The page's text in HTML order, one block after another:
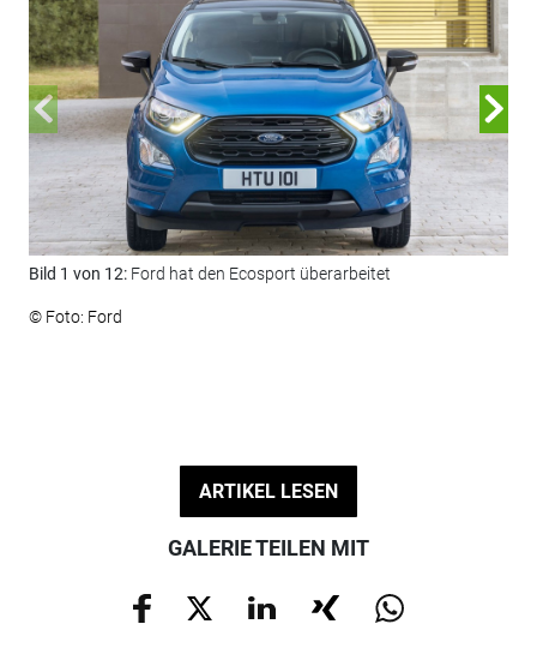
Bild 1 von 12: Ford hat den Ecosport überarbeitet
© Foto: Ford
ARTIKEL LESEN
GALERIE TEILEN MIT